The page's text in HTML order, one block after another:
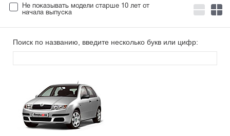
Не показывать модели старше 10 лет от
начала выпуска
Поиск по названию, введите несколько букв или цифр: